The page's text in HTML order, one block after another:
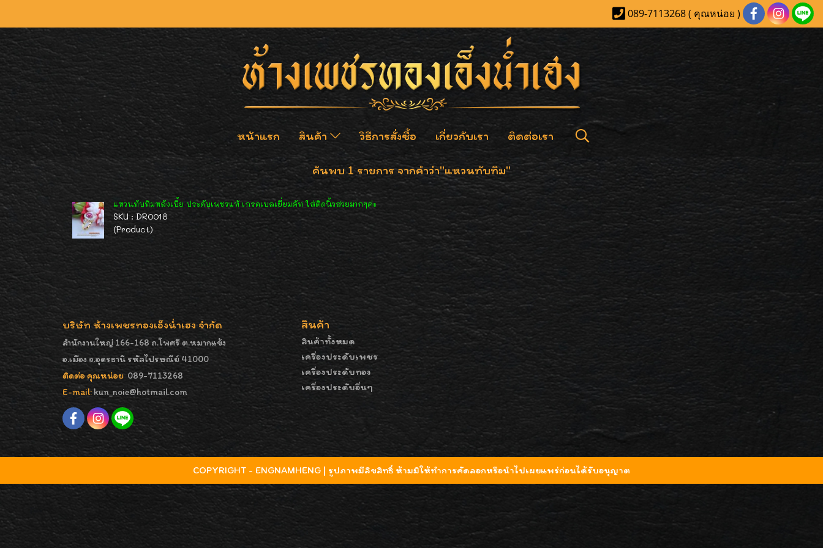
089-7113268 ( คุณหน่อย )
หน้าแรก สินค้า วิธีการสั่งซื้อ เกี่ยวกับเรา ติดต่อเรา
ค้นพบ 1 รายการ จากคำว่า"แหวนทับทิม"
แหวนทับทิมหลังเบี้ย ประดับเพชรแท้ เกรดเบลเยี่ยมคัท ใส่ติดนิ้วสวยมากๆค่ะ
SKU : DR0018
(Product)
บริษัท ห้างเพชรทองเอ็งน่ำเฮง จำกัด
สำนักงานใหญ่ 166-168 ถ.โพศรี ต.หมากแข้ง
อ.เมือง จ.อุดรธานี รหัสไปรษณีย์ 41000
ติดต่อ คุณหน่อย 089-7113268
E-mail:kun_noie@hotmail.com
สินค้า
สินค้าทั้งหมด
เครื่องประดับเพชร
เครื่องประดับทอง
เครื่องประดับอื่นๆ
COPYRIGHT - ENGNAMHENG | รูปภาพมีลิขสิทธิ์ ห้ามมิให้ทำการคัดลอกหรือนำไปเผยแพร่ก่อนได้รับอนุญาต